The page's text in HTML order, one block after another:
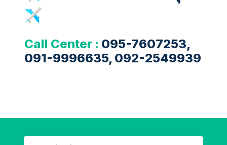
Call Center : 095-7607253,
091-9996635, 092-2549939